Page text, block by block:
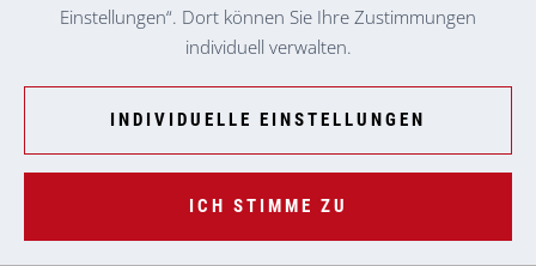
Unter dem Motto "Bienen" begrüßten die Kinder ihre Gäste
Bienen, während bei den Spielestationen, im Bienenkino und
auf der Hüpfburg gelacht, gespielt und gehüpft wurde.
Einstellungen“. Dort können Sie Ihre Zustimmungen
individuell verwalten.
INDIVIDUELLE EINSTELLUNGEN
ICH STIMME ZU